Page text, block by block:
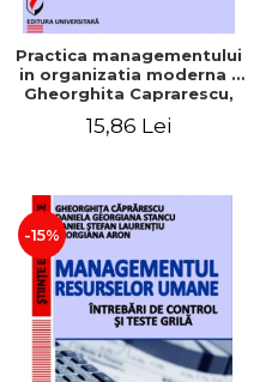
Practica managementului
in organizatia moderna -
Gheorghita Caprarescu,
Georgiana Aron
15,86 Lei
-15%